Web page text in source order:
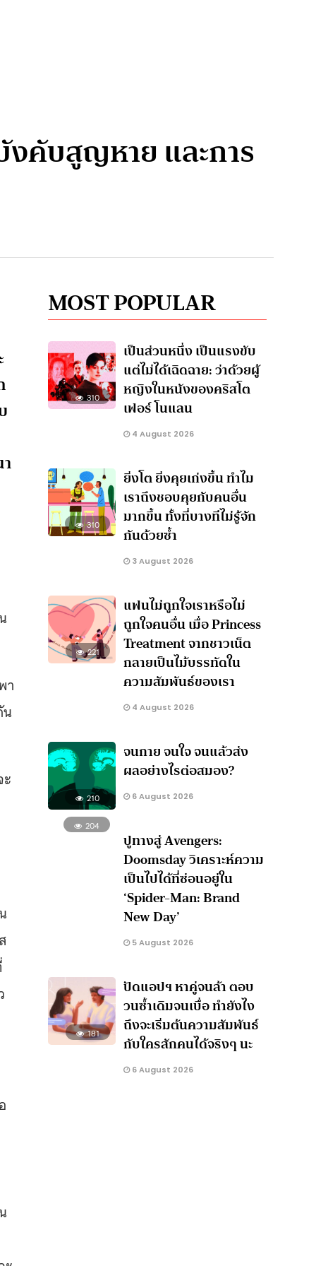
งคับสูญหาย และการ
า
น
MOST POPULAR
310
เป็นส่วนหนึ่ง เป็นแรงขับ
แต่ไม่ได้เฉิดฉาย: ว่าด้วยผู้
หญิงในหนังของคริสโต
เฟอร์ โนแลน
4 August 2026
310
ยิ่งโต ยิ่งคุยเก่งขึ้น ทำไม
เราถึงชอบคุยกับคนอื่น
มากขึ้น ทั้งที่บางทีไม่รู้จัก
กันด้วยซ้ำ
3 August 2026
221
แฟนไม่ถูกใจเราหรือไม่
ถูกใจคนอื่น เมื่อ Princess
Treatment จากชาวเน็ต
กลายเป็นไม้บรรทัดใน
ความสัมพันธ์ของเรา
4 August 2026
210
จนกาย จนใจ จนแล้วส่ง
ผลอย่างไรต่อสมอง?
6 August 2026
204
ปูทางสู่ Avengers:
Doomsday วิเคราะห์ความ
เป็นไปได้ที่ซ่อนอยู่ใน
‘Spider-Man: Brand
New Day’
5 August 2026
181
ปัดแอปฯ หาคู่จนล้า ตอบ
วนซ้ำเดิมจนเบื่อ ทำยังไง
ถึงจะเริ่มต้นความสัมพันธ์
กับใครสักคนได้จริงๆ นะ
6 August 2026